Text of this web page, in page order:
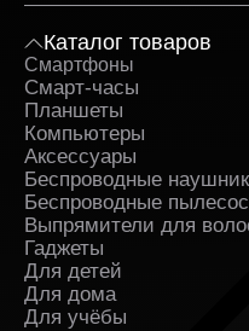
Каталог товаров
Смартфоны
Смарт-часы
Планшеты
Компьютеры
Аксессуары
Беспроводные
Беспроводные
Выпрямители для
Гаджеты
Для детей
Для дома
Для учёбы